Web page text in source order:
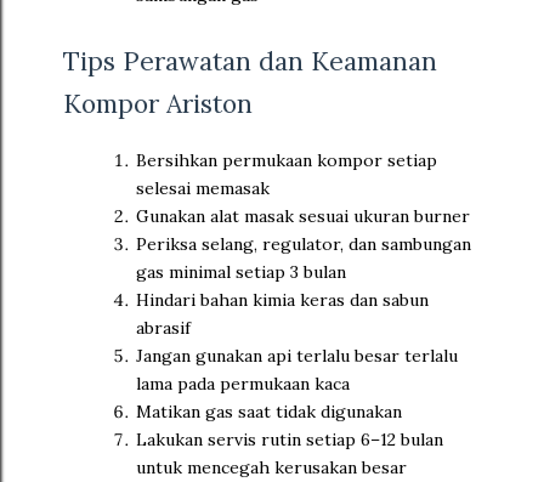
Tips Perawatan dan Keamanan
Kompor Ariston
Bersihkan permukaan kompor setiap
selesai memasak
Gunakan alat masak sesuai ukuran burner
Periksa selang, regulator, dan sambungan
gas minimal setiap 3 bulan
Hindari bahan kimia keras dan sabun
abrasif
Jangan gunakan api terlalu besar terlalu
lama pada permukaan kaca
Matikan gas saat tidak digunakan
Lakukan servis rutin setiap 6–12 bulan
untuk mencegah kerusakan besar